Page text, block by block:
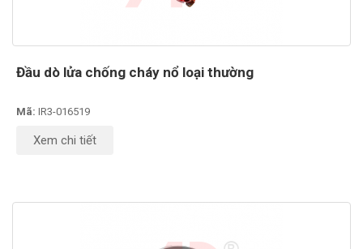
Đầu dò lửa chống cháy nổ loại thường
Mã: IR3-016519
Xem chi tiết